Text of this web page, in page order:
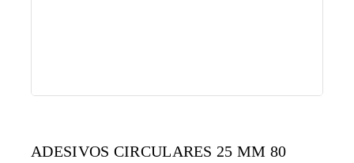
ADESIVOS CIRCULARES 25 MM 80